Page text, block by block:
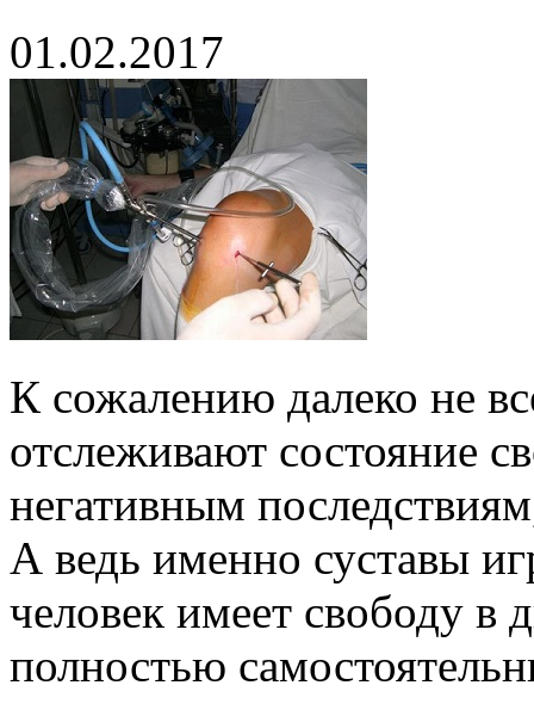
01.02.2017
К сожалению далеко не
отслеживают состояние
негативным
А ведь именно суставы
человек имеет свободу
полностью